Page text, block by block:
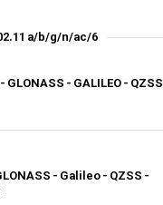
a/b/g/n/ac/6
GLONASS - GALILEO - QZSS
- Galileo - QZSS -